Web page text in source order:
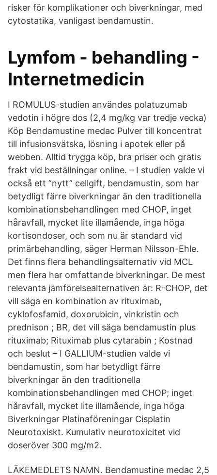
risker för komplikationer och biverkningar, med
cytostatika, vanligast bendamustin.
Lymfom - behandling -
Internetmedicin
I ROMULUS-studien användes polatuzumab
vedotin i högre dos (2,4 mg/kg var tredje vecka)
Köp Bendamustine medac Pulver till koncentrat
till infusionsvätska, lösning i apotek eller på
webben. Alltid trygga köp, bra priser och gratis
frakt vid beställningar online. – I studien valde vi
också ett ”nytt” cellgift, bendamustin, som har
betydligt färre biverkningar än den traditionella
kombinationsbehandlingen med CHOP, inget
håravfall, mycket lite illamående, inga höga
kortisondoser, och som nu är standard vid
primärbehandling, säger Herman Nilsson-Ehle.
Det finns flera behandlingsalternativ vid MCL
men flera har omfattande biverkningar. De mest
relevanta jämförelsealternativen är: R-CHOP, det
vill säga en kombination av rituximab,
cyklofosfamid, doxorubicin, vinkristin och
prednison ; BR, det vill säga bendamustin plus
rituximab; Rituximab plus cytarabin ; Kostnad
och beslut – I GALLIUM-studien valde vi
bendamustin, som har betydligt färre
biverkningar än den traditionella
kombinationsbehandlingen med CHOP; inget
håravfall, mycket lite illamående, inga höga
Biverkningar Platinaföreningar Cisplatin
Neurotoxiskt. Kumulativ neurotoxicitet vid
doseröver 300 mg/m2.
LÄKEMEDLETS NAMN. Bendamustine medac 2,5